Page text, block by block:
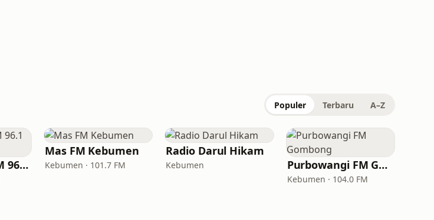
Populer Terbaru A–Z
Radio Bravo FM 96.1 Kebumen
Mas FM Kebumen
Kebumen · 101.7 FM
Radio Darul Hikam
Kebumen Purbowangi FM Gombong
Kebumen · 104.0 FM